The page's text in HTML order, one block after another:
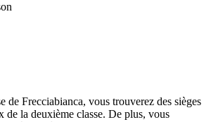
de Frecciabianca, vous trouverez des sièges
de la deuxième classe. De plus, vous